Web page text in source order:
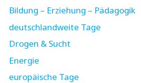
Bildung – Erziehung – Pädagogik
deutschlandweite Tage
Drogen & Sucht
Energie
europäische Tage